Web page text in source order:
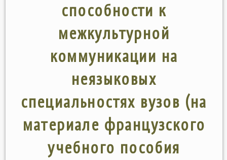
способности к
межкультурной
коммуникации на
неязыковых
специальностях вузов (на
материале французского
учебного пособия